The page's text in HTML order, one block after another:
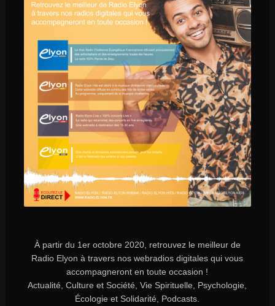
À partir du 1er octobre 2020, retrouvez le meilleur de
Radio Elyon à travers nos webradios digitales qui vous
accompagneront en toute occasion !
Actualité, Culture et Société, Vie Spirituelle, Psychologie,
Écologie et Solidarité, Podcasts.